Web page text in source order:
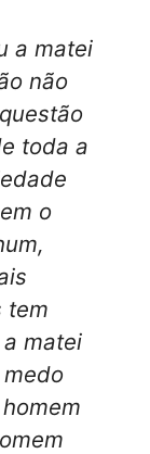
a matei
não
toda a
o
tem
a matei